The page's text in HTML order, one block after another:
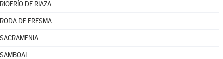
RIOFRÍO DE RIAZA
RODA DE ERESMA
SACRAMENIA
SAMBOAL